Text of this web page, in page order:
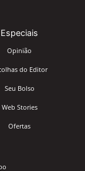
Especiais
Opinião
do Editor
Seu Bolso
Web Stories
Ofertas